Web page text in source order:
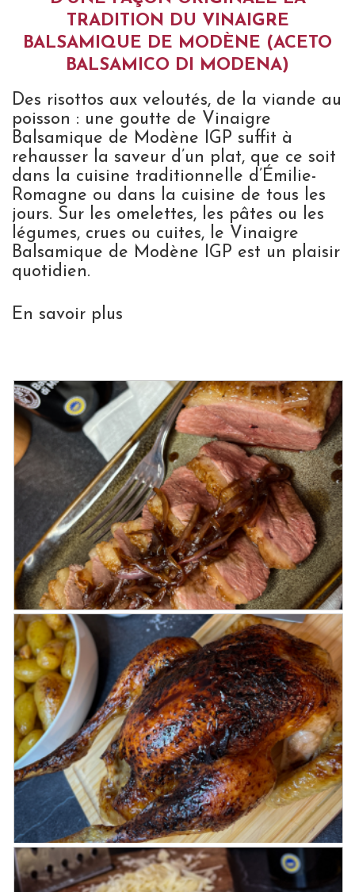
TRADITION DU VINAIGRE
BALSAMIQUE DE MODÈNE (ACETO
BALSAMICO DI MODENA)
Des risottos aux veloutés, de la viande au
poisson : une goutte de Vinaigre
Balsamique de Modène IGP suffit à
rehausser la saveur d’un plat, que ce soit
dans la cuisine traditionnelle d’Émilie-
Romagne ou dans la cuisine de tous les
jours. Sur les omelettes, les pâtes ou les
légumes, crues ou cuites, le Vinaigre
Balsamique de Modène IGP est un plaisir
quotidien.
En savoir plus
Magret de canard aux échalotes